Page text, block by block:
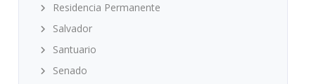
Residencia Permanente
Salvador
Santuario
Senado